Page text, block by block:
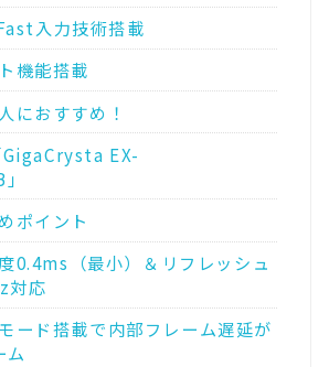
入力技術搭載
機能搭載
におすすめ！
EX-
ポイント
0.4ms（最小）＆リフレッシュ
対応
ード搭載で内部フレーム遅延が
ム